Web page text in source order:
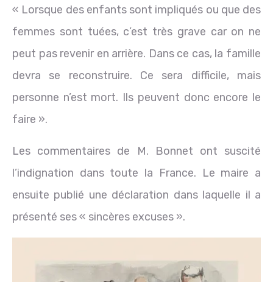
« Lorsque des enfants sont impliqués ou que des
femmes sont tuées, c’est très grave car on ne
peut pas revenir en arrière. Dans ce cas, la famille
devra se reconstruire. Ce sera difficile, mais
personne n’est mort. Ils peuvent donc encore le
faire ».
Les commentaires de M. Bonnet ont suscité
l’indignation dans toute la France. Le maire a
ensuite publié une déclaration dans laquelle il a
présenté ses « sincères excuses ».